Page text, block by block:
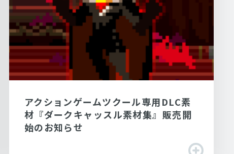
アクションゲームツクール専用DLC素
材『ダークキャッスル素材集』販売開
始のお知らせ